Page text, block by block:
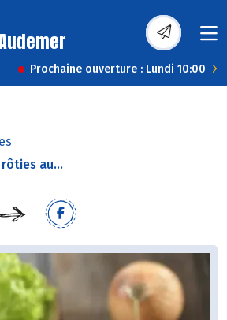
Prochaine ouverture : Lundi 10:00
au...